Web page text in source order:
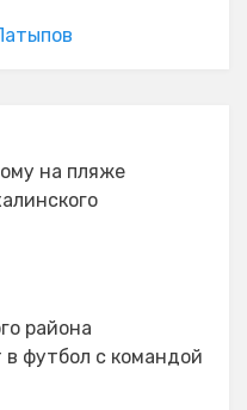
на пляже
района
в футбол с командой